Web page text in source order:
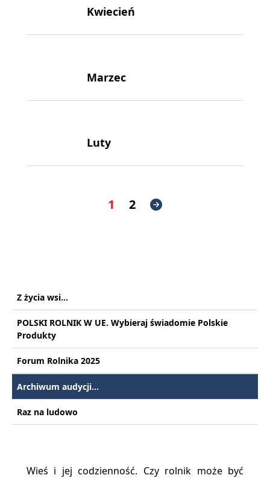
Kwiecień
Marzec
Luty
1 2
Z życia wsi...
POLSKI ROLNIK W UE. Wybieraj świadomie Polskie
Produkty
Forum Rolnika 2025
Archiwum audycji...
Raz na ludowo
Wieś i jej codzienność. Czy rolnik może być